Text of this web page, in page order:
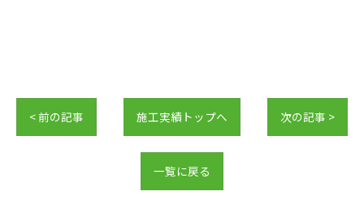
< 前の記事 施工実績トップへ 次の記事 >
一覧に戻る